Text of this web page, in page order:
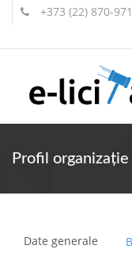
+373 (22) 870-971
Profil
Date generale